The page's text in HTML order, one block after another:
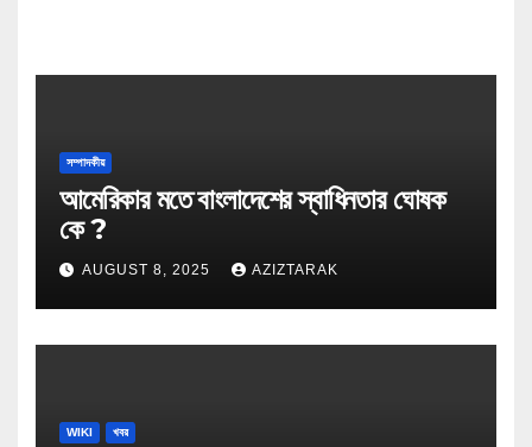
সম্পাদকীয়
আমেরিকার মতে বাংলাদেশের স্বাধিনতার ঘোষক
কে ?
AUGUST 8, 2025 AZIZTARAK
WIKI খবর